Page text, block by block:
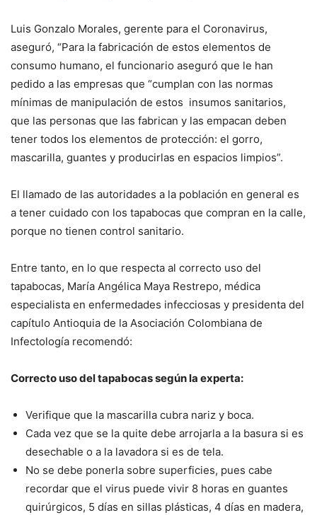
Luis Gonzalo Morales, gerente para el Coronavirus,
aseguró, “Para la fabricación de estos elementos de
consumo humano, el funcionario aseguró que le han
pedido a las empresas que “cumplan con las normas
mínimas de manipulación de estos insumos sanitarios,
que las personas que las fabrican y las empacan deben
tener todos los elementos de protección: el gorro,
mascarilla, guantes y producirlas en espacios limpios”.
El llamado de las autoridades a la población en general es
a tener cuidado con los tapabocas que compran en la calle,
porque no tienen control sanitario.
Entre tanto, en lo que respecta al correcto uso del
tapabocas, María Angélica Maya Restrepo, médica
especialista en enfermedades infecciosas y presidenta del
capítulo Antioquia de la Asociación Colombiana de
Infectología recomendó:
Correcto uso del tapabocas según la experta:
Verifique que la mascarilla cubra nariz y boca.
Cada vez que se la quite debe arrojarla a la basura si es
desechable o a la lavadora si es de tela.
No se debe ponerla sobre superficies, pues cabe
recordar que el virus puede vivir 8 horas en guantes
quirúrgicos, 5 días en sillas plásticas, 4 días en madera,